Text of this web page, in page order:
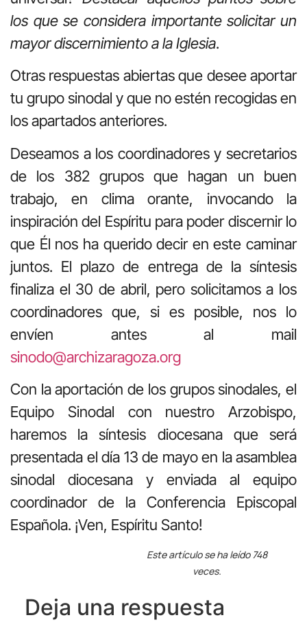
los que se considera importante solicitar un
mayor discernimiento a la Iglesia.
Otras respuestas abiertas que desee aportar
tu grupo sinodal y que no estén recogidas en
los apartados anteriores.
Deseamos a los coordinadores y secretarios
de los 382 grupos que hagan un buen
trabajo, en clima orante, invocando la
inspiración del Espíritu para poder discernir lo
que Él nos ha querido decir en este caminar
juntos. El plazo de entrega de la síntesis
finaliza el 30 de abril, pero solicitamos a los
coordinadores que, si es posible, nos lo
envíen antes al mail
sinodo@archizaragoza.org
Con la aportación de los grupos sinodales, el
Equipo Sinodal con nuestro Arzobispo,
haremos la síntesis diocesana que será
presentada el día 13 de mayo en la asamblea
sinodal diocesana y enviada al equipo
coordinador de la Conferencia Episcopal
Española. ¡Ven, Espíritu Santo!
Este artículo se ha leído 748
veces.
Deja una respuesta